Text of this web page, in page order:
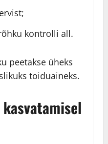
kontrolli all.
peetakse üheks
toiduaineks.